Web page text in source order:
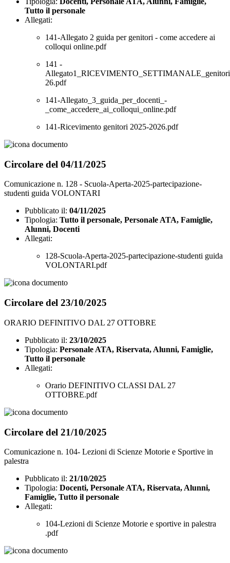
Tutto il personale
Allegati:
141-Allegato 2 guida per genitori - come accedere ai
colloqui online.pdf
141 -
26.pdf
141-Allegato_3_guida_per_docenti_-
_come_accedere_ai_colloqui_online.pdf
141-Ricevimento genitori 2025-2026.pdf
Circolare del 04/11/2025
Comunicazione n. 128 - Scuola-Aperta-2025-partecipazione-
studenti guida VOLONTARI
Pubblicato il: 04/11/2025
Tipologia: Tutto il personale, Personale ATA, Famiglie,
Alunni, Docenti
Allegati:
128-Scuola-Aperta-2025-partecipazione-studenti guida
VOLONTARI.pdf
Circolare del 23/10/2025
ORARIO DEFINITIVO DAL 27 OTTOBRE
Pubblicato il: 23/10/2025
Tipologia: Personale ATA, Riservata, Alunni, Famiglie,
Tutto il personale
Allegati:
Orario DEFINITIVO CLASSI DAL 27
OTTOBRE.pdf
Circolare del 21/10/2025
Comunicazione n. 104- Lezioni di Scienze Motorie e Sportive in
palestra
Pubblicato il: 21/10/2025
Tipologia: Docenti, Personale ATA, Riservata, Alunni,
Famiglie, Tutto il personale
Allegati:
104-Lezioni di Scienze Motorie e sportive in palestra
.pdf